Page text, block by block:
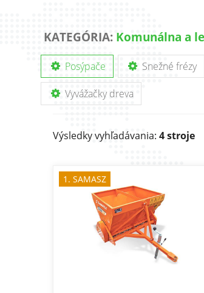
KATEGÓRIA: Komunálna a
Posýpače Snežné frézy
Vyvážačky dreva
Výsledky vyhľadávania: 4 stroje
1. SAMASZ